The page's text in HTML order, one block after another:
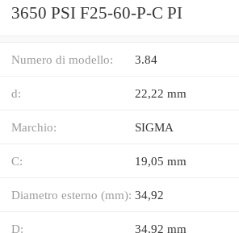
3650 PSI F25-60-P-C PI
Numero di modello: 3.84
d: 22,22 mm
Marchio: SIGMA
C: 19,05 mm
Diametro esterno (mm): 34,92
D: 34,92 mm